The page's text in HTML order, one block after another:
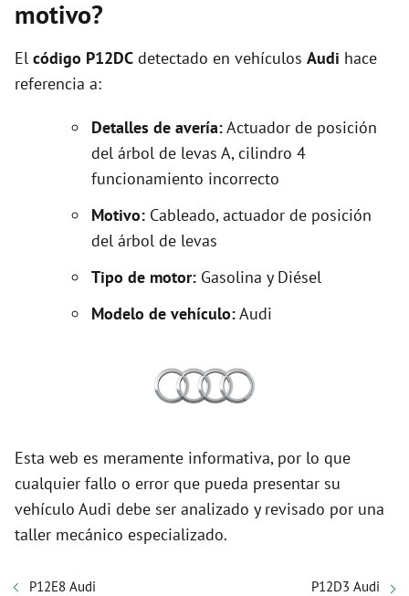
motivo?
El código P12DC detectado en vehículos Audi hace
referencia a:
Detalles de avería:Actuador de posición
del árbol de levas A, cilindro 4
funcionamiento incorrecto
Motivo: Cableado, actuador de posición
del árbol de levas
Tipo de motor: Gasolina y Diésel
Modelo de vehículo:Audi
Esta web es meramente informativa, por lo que
cualquier fallo o error que pueda presentar su
vehículo Audi debe ser analizado y revisado por una
taller mecánico especializado.
P12E8 Audi P12D3 Audi